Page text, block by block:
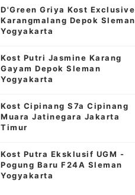
D'Green Griya Kost Exclusive
Karangmalang Depok Sleman
Yogyakarta
Kost Putri Jasmine Karang
Gayam Depok Sleman
Yogyakarta
Kost Cipinang S7a Cipinang
Muara Jatinegara Jakarta
Timur
Kost Putra Eksklusif UGM -
Pogung Baru F24A Sleman
Yogyakarta